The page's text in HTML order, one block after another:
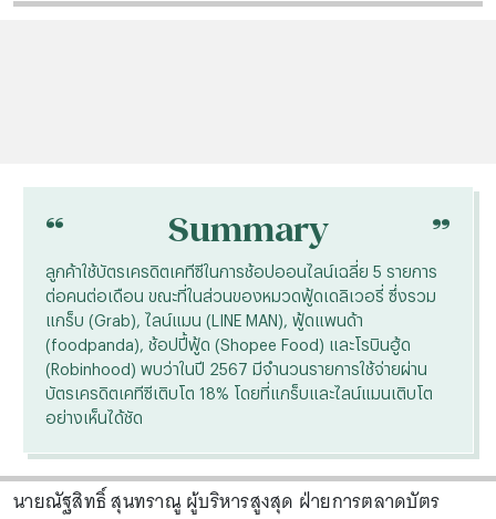
“ Summary “
ลูกค้าใช้บัตรเครดิตเคทีซีในการช้อปออนไลน์เฉลี่ย 5 รายการ
ต่อคนต่อเดือน ขณะที่ในส่วนของหมวดฟู้ดเดลิเวอรี่ ซึ่งรวม
แกร็บ (Grab), ไลน์แมน (LINE MAN), ฟู้ดแพนด้า
(foodpanda), ช้อปปี้ฟู้ด (Shopee Food) และโรบินฮู้ด
(Robinhood) พบว่าในปี 2567 มีจำนวนรายการใช้จ่ายผ่าน
บัตรเครดิตเคทีซีเติบโต 18% โดยที่แกร็บและไลน์แมนเติบโต
อย่างเห็นได้ชัด
นายณัฐสิทธิ์ สุนทราณู ผู้บริหารสูงสุด ฝ่ายการตลาดบัตร